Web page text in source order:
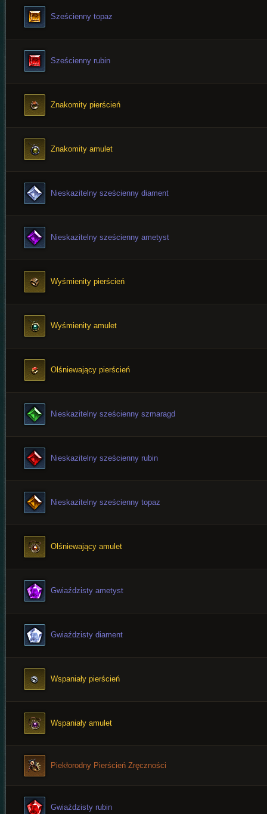
Sześcienny topaz
Sześcienny rubin
Znakomity pierścień
Znakomity amulet
Nieskazitelny sześcienny diament
Nieskazitelny sześcienny ametyst
Wyśmienity pierścień
Wyśmienity amulet
Olśniewający pierścień
Nieskazitelny sześcienny szmaragd
Nieskazitelny sześcienny rubin
Nieskazitelny sześcienny topaz
Olśniewający amulet
Gwiaździsty ametyst
Gwiaździsty diament
Wspaniały pierścień
Wspaniały amulet
Piekłorodny Pierścień Zręczności
Gwiaździsty rubin